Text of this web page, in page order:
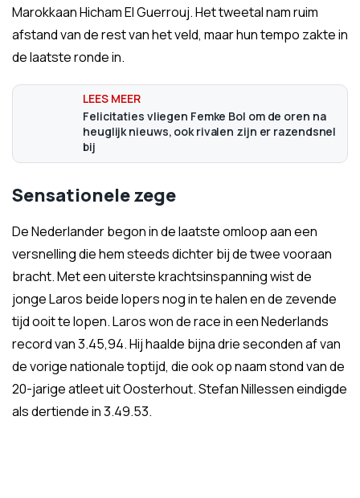
Marokkaan Hicham El Guerrouj. Het tweetal nam ruim
afstand van de rest van het veld, maar hun tempo zakte in
de laatste ronde in.
Felicitaties vliegen Femke Bol om de oren na
heuglijk nieuws, ook rivalen zijn er razendsnel
bij
Sensationele zege
De Nederlander begon in de laatste omloop aan een
versnelling die hem steeds dichter bij de twee vooraan
bracht. Met een uiterste krachtsinspanning wist de
jonge Laros beide lopers nog in te halen en de zevende
tijd ooit te lopen. Laros won de race in een Nederlands
record van 3.45,94. Hij haalde bijna drie seconden af van
de vorige nationale toptijd, die ook op naam stond van de
20-jarige atleet uit Oosterhout. Stefan Nillessen eindigde
als dertiende in 3.49.53.